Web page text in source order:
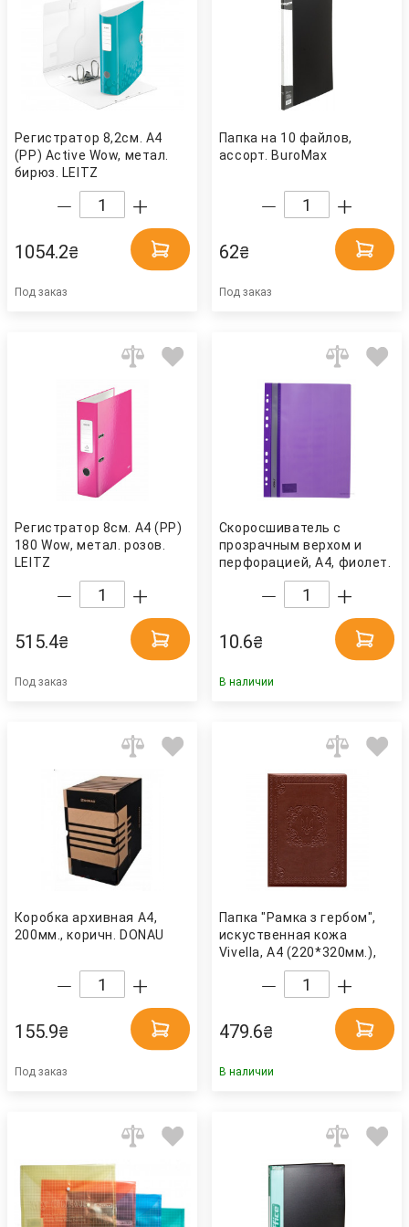
Регистратор 8,2см. А4
(PP) Active Wow, метал.
бирюз. LEITZ
1054.2₴
Под заказ
Папка на 10 файлов,
ассорт. BuroMax
62₴
Под заказ
Регистратор 8см. А4 (PP)
180 Wow, метал. розов.
LEITZ
515.4₴
Под заказ
Скоросшиватель с
прозрачным верхом и
перфорацией, А4, фиолет.
10.6₴
В наличии
Коробка архивная А4,
200мм., коричн. DONAU
155.9₴
Под заказ
Папка "Рамка з гербом",
искуственная кожа
Vivella, А4 (220*320мм.),
коричн. Полиграфист
479.6₴
В наличии